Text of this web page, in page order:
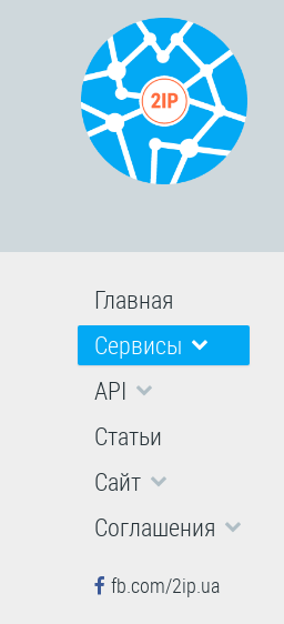
Главная
Сервисы
API
Статьи
Сайт
Соглашения
fb.com/2ip.ua